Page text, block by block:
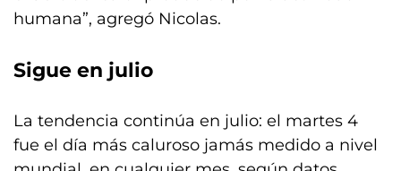
humana”, agregó Nicolas.
Sigue en julio
La tendencia continúa en julio: el martes 4
fue el día más caluroso jamás medido a nivel